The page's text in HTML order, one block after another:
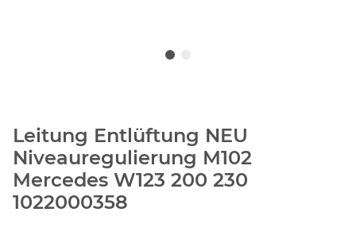
Leitung Entlüftung NEU
Niveauregulierung M102
Mercedes W123 200 230
1022000358